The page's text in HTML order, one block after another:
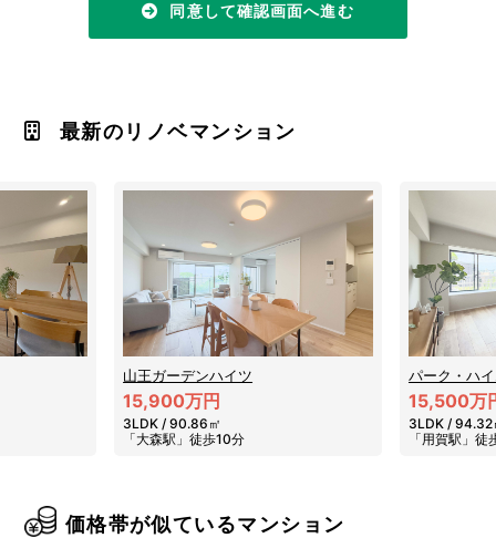
同意して確認画面へ進む
最新のリノベマンション
山王ガーデンハイツ
15,900万円
3LDK / 90.86㎡
「大森駅」徒歩10分
パーク・ハ
15,500万
3LDK / 94.32
「用賀駅」徒
価格帯が似ているマンション